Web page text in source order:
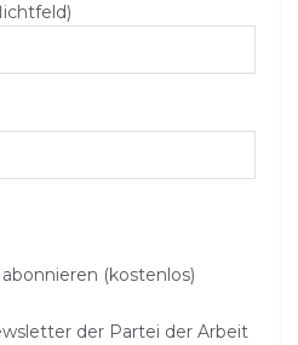
(kostenlos)
der Partei der Arbeit